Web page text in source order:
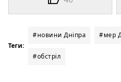
Теги:
#новини Дніпра #мер
#обстріл